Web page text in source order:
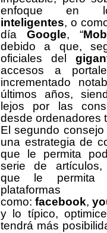
enfoque en
inteligentes, o
día Google, “
debido a que,
oficiales del
accesos a
incrementado
últimos años,
lejos por las
desde ordenadores
El segundo
una estrategia de
que le permita
serie de
que le permita
como: facebook,
y lo típico,
tendrá más